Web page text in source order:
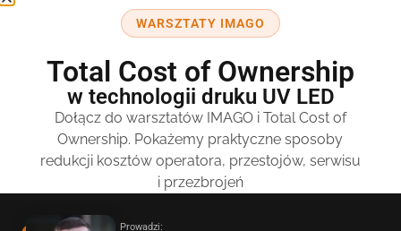
Testujemy materiały
przed dokonaniem
inwestycji
IMAGO nie jest dystrybutorem. Projektujemy
elektronikę, opracowujemy oprogramowanie,
formułujemy atramenty i produkujemy maszyny –
wszystko we własnym zakresie, w Polsce. Kiedy
WARSZTATY IMAGO
Total Cost of Ownership
w technologii druku UV LED
Dołącz do warsztatów IMAGO i Total Cost of
Ownership. Pokażemy praktyczne sposoby
redukcji kosztów operatora, przestojów, serwisu
i przezbrojeń
Prowadzi: